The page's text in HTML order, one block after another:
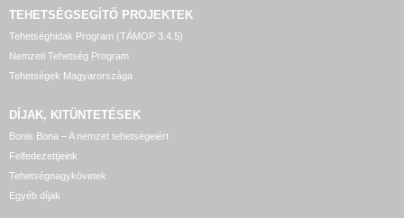
TEHETSÉGSEGÍTŐ PROJEKTEK
Tehetséghidak Program (TÁMOP 3.4.5)
Nemzeti Tehetség Program
Tehetségek Magyarországa
DÍJAK, KITÜNTETÉSEK
Bonis Bona – A nemzet tehetségeiért
Felfedezettjeink
Tehetségnagykövetek
Egyéb díjak